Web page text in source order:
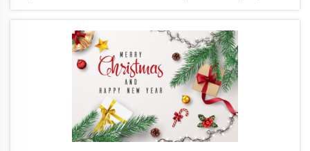
impact environnemental et des coûts minimaux. Mais en
même temps, vous voudriez votre...